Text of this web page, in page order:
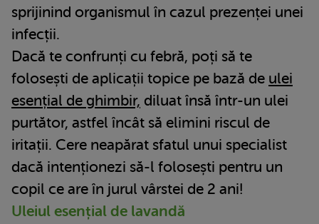
sprijinind organismul în cazul prezenței unei
infecții.
Dacă te confrunți cu febră, poți să te
folosești de aplicații topice pe bază de ulei
esențial de ghimbir, diluat însă într-un ulei
purtător, astfel încât să elimini riscul de
iritații. Cere neapărat sfatul unui specialist
dacă intenționezi să-l folosești pentru un
copil ce are în jurul vârstei de 2 ani!
Uleiul esențial de lavandă